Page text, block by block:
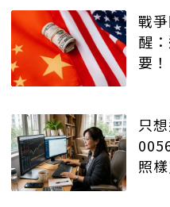
戰
醒
要！
只
照